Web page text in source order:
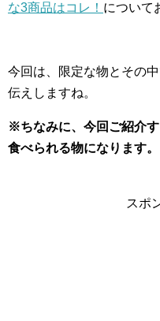
な3商品はコレ！ について
今回は、限定な物とその
伝えしますね。
※ちなみに、今回ご紹介
食べられる物になります。
スポ